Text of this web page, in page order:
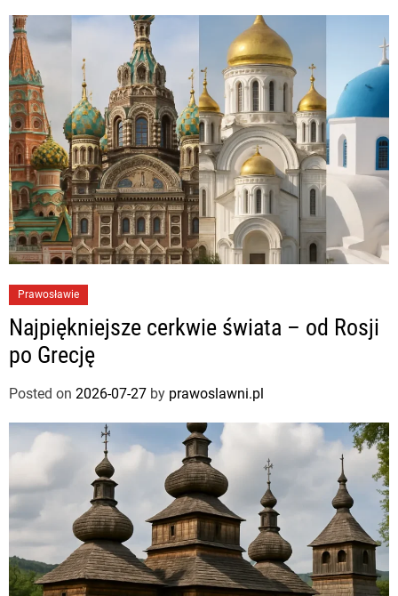
Prawosławie
Najpiękniejsze cerkwie świata – od Rosji
po Grecję
Posted on 2026-07-27 by prawoslawni.pl